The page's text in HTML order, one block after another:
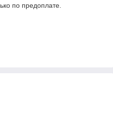
по предоплате.